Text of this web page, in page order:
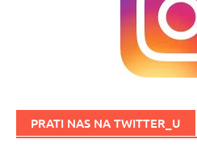
PRATI NAS NA TWITTER_U